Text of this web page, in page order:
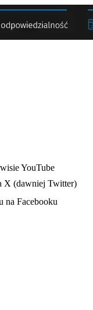
YouTube
X (dawniej Twitter)
na Facebooku